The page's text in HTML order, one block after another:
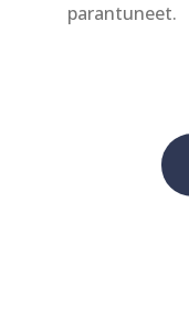
parantuneet.